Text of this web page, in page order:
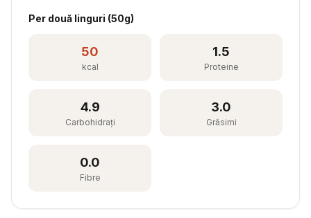
Per două linguri (50g)
50
kcal
1.5
Proteine
4.9
Carbohidrați
3.0
Grăsimi
0.0
Fibre